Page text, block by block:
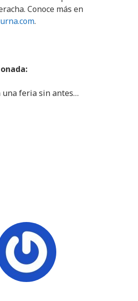
Conoce más en
.
feria sin antes…